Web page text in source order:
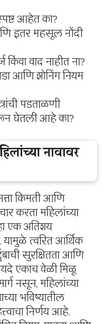
आहेत का?
इतर महसूल नोंदी
वाद नाहीत ना?
आणि झोनिंग नियम
पडताळणी
घेतली आहे का?
नावावर
किमती आणि
करता महिलांच्या
एक अतिशय
त्वरित आर्थिक
सुरक्षितता आणि
एकाच वेळी मिळू
नसून, महिलांच्या
भविष्यातील
निर्णय आहे.